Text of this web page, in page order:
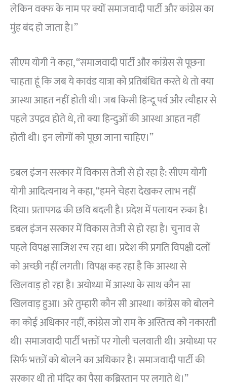
लेकिन वक्फ के नाम पर क्यों समाजवादी पार्टी और कांग्रेस का
मुंह बंद हो जाता है।”
सीएम योगी ने कहा, “समाजवादी पार्टी और कांग्रेस से पूछना
चाहता हूं कि जब ये कावंड यात्रा को प्रतिबंधित करते थे तो क्या
आस्था आहत नहीं होती थी। जब किसी हिन्दू पर्व और त्यौहार से
पहले उपद्रव होते थे, तो क्या हिन्दुओं की आस्था आहत नहीं
होती थी। इन लोगों को पूछा जाना चाहिए।”
डबल इंजन सरकार में विकास तेजी से हो रहा है: सीएम योगी
योगी आदित्यनाथ ने कहा, “हमने चेहरा देखकर लाभ नहीं
दिया। प्रतापगढ की छवि बदली है। प्रदेश में पलायन रुका है।
डबल इंजन सरकार में विकास तेजी से हो रहा है। चुनाव से
पहले विपक्ष साजिश रच रहा था। प्रदेश की प्रगति विपक्षी दलों
को अच्छी नहीं लगती। विपक्ष कह रहा है कि आस्था से
खिलवाड़ हो रहा है। अयोध्या में आस्था के साथ कौन सा
खिलवाड़ हुआ। अरे तुम्हारी कौन सी आस्था। कांग्रेस को बोलने
का कोई अधिकार नहीं, कांग्रेस जो राम के अस्तित्व को नकारती
थी। समाजवादी पार्टी भक्तों पर गोली चलवाती थी। अयोध्या पर
सिर्फ भक्तों को बोलने का अधिकार है। समाजवादी पार्टी की
सरकार थी तो मंदिर का पैसा कब्रिस्तान पर लगाते थे।”